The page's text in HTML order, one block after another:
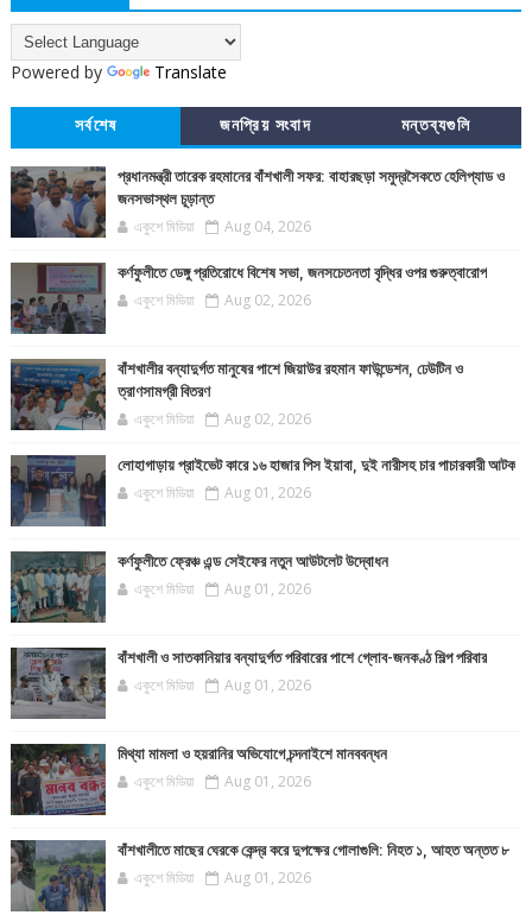
Powered by Translate
সর্বশেষ জনপ্রিয় সংবাদ মন্তব্যগুলি
প্রধানমন্ত্রী তারেক রহমানের বাঁশখালী সফর: বাহারছড়া সমুদ্রসৈকতে হেলিপ্যাড ও
জনসভাস্থল চূড়ান্ত
একুশে মিডিয়া Aug 04, 2026
কর্ণফুলীতে ডেঙ্গু প্রতিরোধে বিশেষ সভা, জনসচেতনতা বৃদ্ধির ওপর গুরুত্বারোপ
একুশে মিডিয়া Aug 02, 2026
বাঁশখালীর বন্যাদুর্গত মানুষের পাশে জিয়াউর রহমান ফাউন্ডেশন, ঢেউটিন ও
ত্রাণসামগ্রী বিতরণ
একুশে মিডিয়া Aug 02, 2026
লোহাগাড়ায় প্রাইভেট কারে ১৬ হাজার পিস ইয়াবা, দুই নারীসহ চার পাচারকারী আটক
একুশে মিডিয়া Aug 01, 2026
কর্ণফুলীতে ফ্রেঞ্চ এন্ড সেইফের নতুন আউটলেট উদ্বোধন
একুশে মিডিয়া Aug 01, 2026
বাঁশখালী ও সাতকানিয়ার বন্যাদুর্গত পরিবারের পাশে গ্লোব-জনকণ্ঠ শিল্প পরিবার
একুশে মিডিয়া Aug 01, 2026
মিথ্যা মামলা ও হয়রানির অভিযোগে চন্দনাইশে মানববন্ধন
একুশে মিডিয়া Aug 01, 2026
বাঁশখালীতে মাছের ঘেরকে কেন্দ্র করে দুপক্ষের গোলাগুলি: নিহত ১, আহত অন্তত ৮
একুশে মিডিয়া Aug 01, 2026